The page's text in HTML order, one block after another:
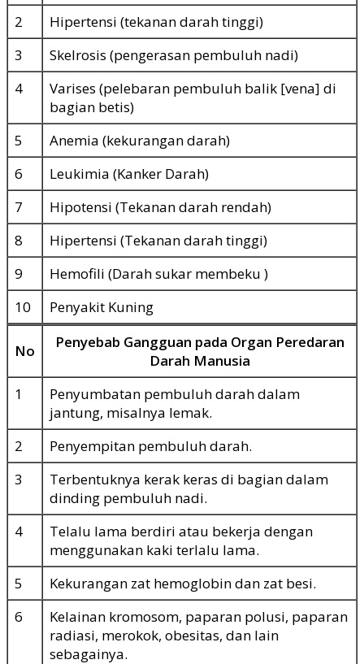
2
Hipertensi (tekanan darah tinggi)
3
Skelrosis (pengerasan pembuluh nadi)
4
Varises (pelebaran pembuluh balik [vena] di
bagian betis)
5
Anemia (kekurangan darah)
6
Leukimia (Kanker Darah)
7
Hipotensi (Tekanan darah rendah)
8
Hipertensi (Tekanan darah tinggi)
9
Hemofili (Darah sukar membeku )
10
Penyakit Kuning
No
Penyebab Gangguan pada Organ Peredaran
Darah Manusia
1
Penyumbatan pembuluh darah dalam
jantung, misalnya lemak.
2
Penyempitan pembuluh darah.
3
Terbentuknya kerak keras di bagian dalam
dinding pembuluh nadi.
4
Telalu lama berdiri atau bekerja dengan
menggunakan kaki terlalu lama.
5
Kekurangan zat hemoglobin dan zat besi.
6
Kelainan kromosom, paparan polusi, paparan
radiasi, merokok, obesitas, dan lain
sebagainya.